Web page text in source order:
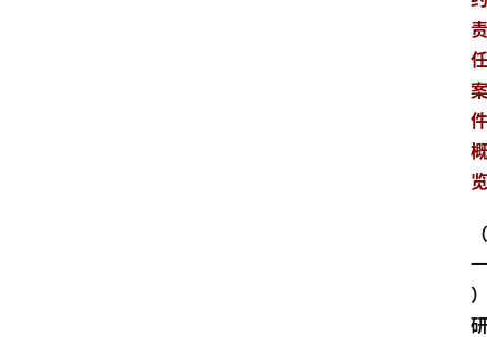
责
任
案
件
概
览
（
一
）
研